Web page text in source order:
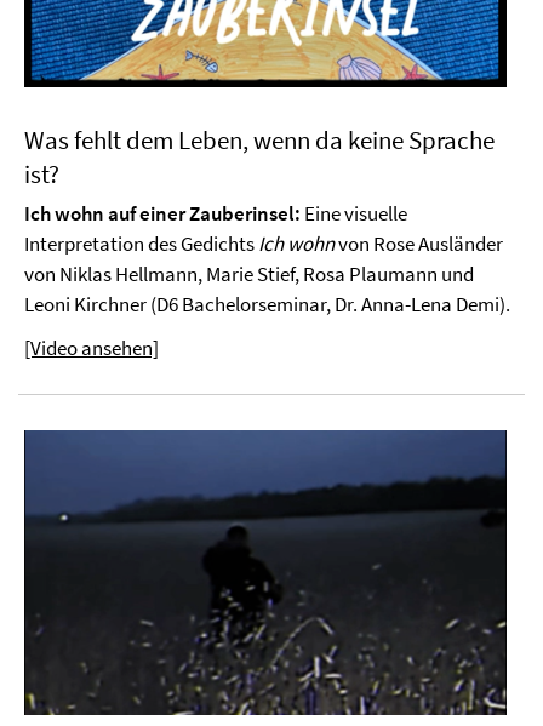
Was fehlt dem Leben, wenn da keine Sprache
ist?
Ich wohn auf einer Zauberinsel: Eine visuelle
Interpretation des GedichtsIch wohnvon Rose Ausländer
von Niklas Hellmann, Marie Stief, Rosa Plaumann und
Leoni Kirchner (D6 Bachelorseminar, Dr. Anna-Lena Demi).
[Video ansehen]